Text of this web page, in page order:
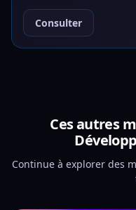
Consulter
Ces autres
Continue à explorer des